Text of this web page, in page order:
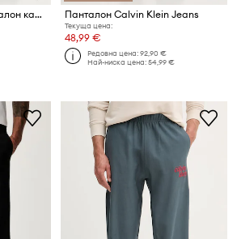
Calvin Klein Jeans панталон карго мъжки от памук с еластан Панталон Calvin Klein Jeans
Текуща цена:
48,99 €
Редовна цена:92,90 €
Най-ниска цена:54,99 €